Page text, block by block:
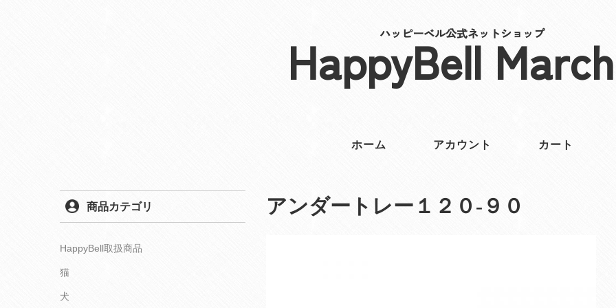
ハッピーベル公式ネットショップ
HappyBell
ホーム アカウント カート
アンダートレー１２０‐９０
商品カテゴリ
HappyBell取扱商品
猫
犬